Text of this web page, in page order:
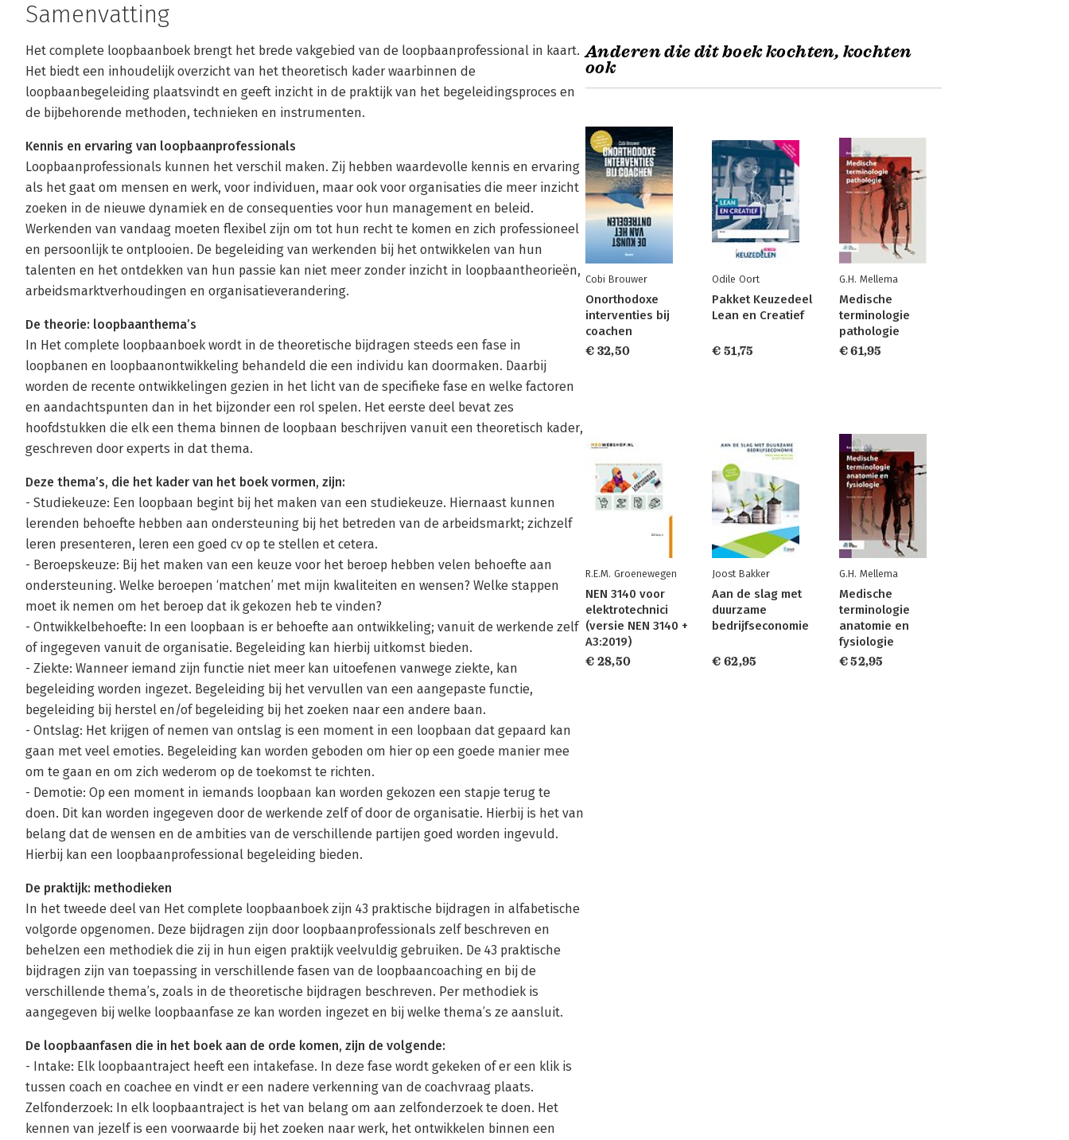
Samenvatting
Het complete loopbaanboek brengt het brede vakgebied van de loopbaanprofessional in kaart.
Het biedt een inhoudelijk overzicht van het theoretisch kader waarbinnen de
loopbaanbegeleiding plaatsvindt en geeft inzicht in de praktijk van het begeleidingsproces en
de bijbehorende methoden, technieken en instrumenten.
Kennis en ervaring van loopbaanprofessionals
Loopbaanprofessionals kunnen het verschil maken. Zij hebben waardevolle kennis en ervaring
als het gaat om mensen en werk, voor individuen, maar ook voor organisaties die meer inzicht
zoeken in de nieuwe dynamiek en de consequenties voor hun management en beleid.
Werkenden van vandaag moeten flexibel zijn om tot hun recht te komen en zich professioneel
en persoonlijk te ontplooien. De begeleiding van werkenden bij het ontwikkelen van hun
talenten en het ontdekken van hun passie kan niet meer zonder inzicht in loopbaantheorieën,
arbeidsmarktverhoudingen en organisatieverandering.
De theorie: loopbaanthema’s
In Het complete loopbaanboek wordt in de theoretische bijdragen steeds een fase in
loopbanen en loopbaanontwikkeling behandeld die een individu kan doormaken. Daarbij
worden de recente ontwikkelingen gezien in het licht van de specifieke fase en welke factoren
en aandachtspunten dan in het bijzonder een rol spelen. Het eerste deel bevat zes
hoofdstukken die elk een thema binnen de loopbaan beschrijven vanuit een theoretisch kader,
geschreven door experts in dat thema.
Deze thema’s, die het kader van het boek vormen, zijn:
- Studiekeuze: Een loopbaan begint bij het maken van een studiekeuze. Hiernaast kunnen
lerenden behoefte hebben aan ondersteuning bij het betreden van de arbeidsmarkt; zichzelf
leren presenteren, leren een goed cv op te stellen et cetera.
- Beroepskeuze: Bij het maken van een keuze voor het beroep hebben velen behoefte aan
ondersteuning. Welke beroepen ‘matchen’ met mijn kwaliteiten en wensen? Welke stappen
moet ik nemen om het beroep dat ik gekozen heb te vinden?
- Ontwikkelbehoefte: In een loopbaan is er behoefte aan ontwikkeling; vanuit de werkende zelf
of ingegeven vanuit de organisatie. Begeleiding kan hierbij uitkomst bieden.
- Ziekte: Wanneer iemand zijn functie niet meer kan uitoefenen vanwege ziekte, kan
begeleiding worden ingezet. Begeleiding bij het vervullen van een aangepaste functie,
begeleiding bij herstel en/of begeleiding bij het zoeken naar een andere baan.
- Ontslag: Het krijgen of nemen van ontslag is een moment in een loopbaan dat gepaard kan
gaan met veel emoties. Begeleiding kan worden geboden om hier op een goede manier mee
om te gaan en om zich wederom op de toekomst te richten.
- Demotie: Op een moment in iemands loopbaan kan worden gekozen een stapje terug te
doen. Dit kan worden ingegeven door de werkende zelf of door de organisatie. Hierbij is het van
belang dat de wensen en de ambities van de verschillende partijen goed worden ingevuld.
Hierbij kan een loopbaanprofessional begeleiding bieden.
De praktijk: methodieken
In het tweede deel van Het complete loopbaanboek zijn 43 praktische bijdragen in alfabetische
volgorde opgenomen. Deze bijdragen zijn door loopbaanprofessionals zelf beschreven en
behelzen een methodiek die zij in hun eigen praktijk veelvuldig gebruiken. De 43 praktische
bijdragen zijn van toepassing in verschillende fasen van de loopbaancoaching en bij de
verschillende thema’s, zoals in de theoretische bijdragen beschreven. Per methodiek is
aangegeven bij welke loopbaanfase ze kan worden ingezet en bij welke thema’s ze aansluit.
De loopbaanfasen die in het boek aan de orde komen, zijn de volgende:
- Intake: Elk loopbaantraject heeft een intakefase. In deze fase wordt gekeken of er een klik is
tussen coach en coachee en vindt er een nadere verkenning van de coachvraag plaats.
Zelfonderzoek: In elk loopbaantraject is het van belang om aan zelfonderzoek te doen. Het
kennen van jezelf is een voorwaarde bij het zoeken naar werk, het ontwikkelen binnen een
Anderen die dit boek kochten, kochten
ook
Cobi Brouwer
Onorthodoxe
interventies bij
coachen
€ 32,50
Odile Oort
Pakket Keuzedeel
Lean en Creatief
€ 51,75
G.H. Mellema
Medische
terminologie
pathologie
€ 61,95
R.E.M. Groenewegen
NEN 3140 voor
elektrotechnici
(versie NEN 3140 +
A3:2019)
€ 28,50
Joost Bakker
Aan de slag met
duurzame
bedrijfseconomie
€ 62,95
G.H. Mellema
Medische
terminologie
anatomie en
fysiologie
€ 52,95